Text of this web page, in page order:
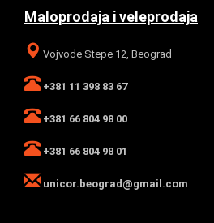
Maloprodaja i veleprodaja
Vojvode Stepe 12, Beograd
+381 11 398 83 67
+381 66 804 98 00
+381 66 804 98 01
unicor.beograd@gmail.com